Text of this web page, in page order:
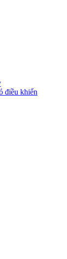
điều khiển